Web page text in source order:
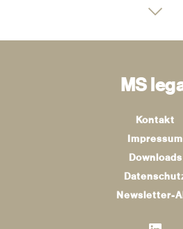
MS
Kontakt
Impressum
Downloads
Newsletter-